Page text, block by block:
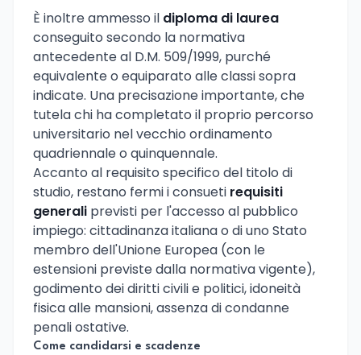
È inoltre ammesso il diploma di laurea
conseguito secondo la normativa
antecedente al D.M. 509/1999, purché
equivalente o equiparato alle classi sopra
indicate. Una precisazione importante, che
tutela chi ha completato il proprio percorso
universitario nel vecchio ordinamento
quadriennale o quinquennale.
Accanto al requisito specifico del titolo di
studio, restano fermi i consueti requisiti
generali previsti per l'accesso al pubblico
impiego: cittadinanza italiana o di uno Stato
membro dell'Unione Europea (con le
estensioni previste dalla normativa vigente),
godimento dei diritti civili e politici, idoneità
fisica alle mansioni, assenza di condanne
penali ostative.
Come candidarsi e scadenze